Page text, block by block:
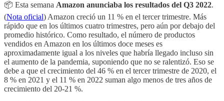
📦 Esta semana Amazon anunciaba los resultados del Q3 2022.
(Nota oficial) Amazon creció un 11 % en el tercer trimestre. Más
rápido que en los últimos cuatro trimestres, pero aún por debajo del
promedio histórico. Como resultado, el número de productos
vendidos en Amazon en los últimos doce meses es
aproximadamente igual a los niveles que habría llegado incluso sin
el aumento de la pandemia, suponiendo que no se ralentizó. Eso se
debe a que el crecimiento del 46 % en el tercer trimestre de 2020, el
8 % en 2021 y el 11 % en 2022 suman algo menos de tres años de
crecimiento del 20-21 %.